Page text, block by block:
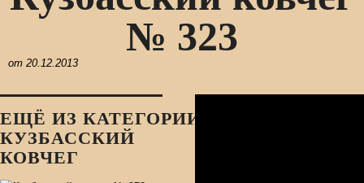
№ 323
от 20.12.2013
ЕЩЁ ИЗ КАТЕГОРИИ:
КУЗБАССКИЙ
КОВЧЕГ